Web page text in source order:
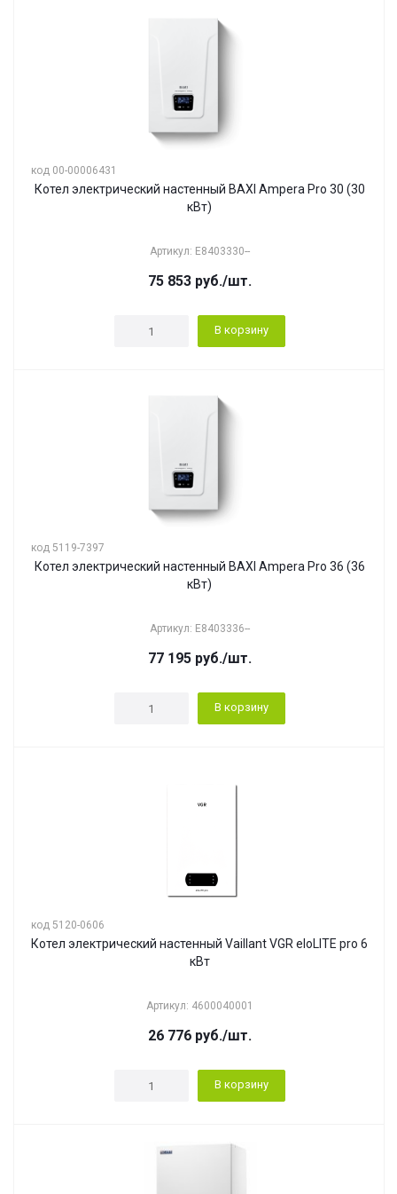
код 00-00006431
Котел электрический настенный BAXI Ampera Pro 30 (30
кВт)
Артикул: E8403330--
75 853руб./шт.
В корзину
код 5119-7397
Котел электрический настенный BAXI Ampera Pro 36 (36
кВт)
Артикул: E8403336--
77 195руб./шт.
В корзину
код 5120-0606
Котел электрический настенный Vaillant VGR eloLITE pro 6
кВт
Артикул: 4600040001
26 776руб./шт.
В корзину